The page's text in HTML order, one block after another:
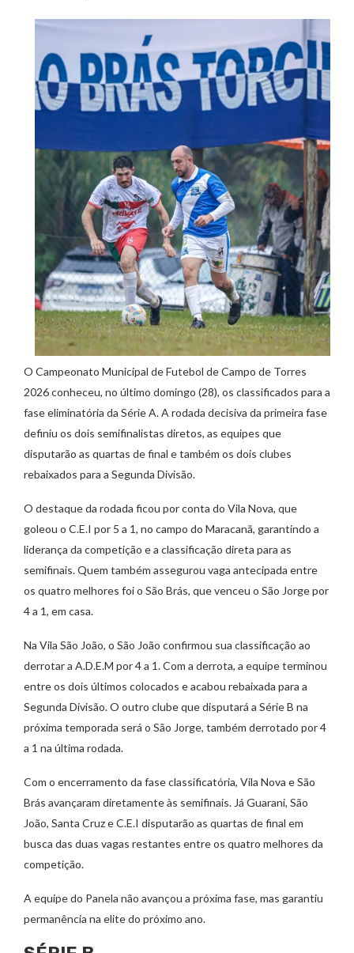
O Campeonato Municipal de Futebol de Campo de Torres
2026 conheceu, no último domingo (28), os classificados para a
fase eliminatória da Série A. A rodada decisiva da primeira fase
definiu os dois semifinalistas diretos, as equipes que
disputarão as quartas de final e também os dois clubes
rebaixados para a Segunda Divisão.
O destaque da rodada ficou por conta do Vila Nova, que
goleou o C.E.I por 5 a 1, no campo do Maracanã, garantindo a
liderança da competição e a classificação direta para as
semifinais. Quem também assegurou vaga antecipada entre
os quatro melhores foi o São Brás, que venceu o São Jorge por
4 a 1, em casa.
Na Vila São João, o São João confirmou sua classificação ao
derrotar a A.D.E.M por 4 a 1. Com a derrota, a equipe terminou
entre os dois últimos colocados e acabou rebaixada para a
Segunda Divisão. O outro clube que disputará a Série B na
próxima temporada será o São Jorge, também derrotado por 4
a 1 na última rodada.
Com o encerramento da fase classificatória, Vila Nova e São
Brás avançaram diretamente às semifinais. Já Guarani, São
João, Santa Cruz e C.E.I disputarão as quartas de final em
busca das duas vagas restantes entre os quatro melhores da
competição.
A equipe do Panela não avançou a próxima fase, mas garantiu
permanência na elite do próximo ano.